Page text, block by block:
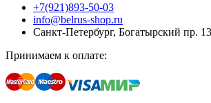
+7(921)893-50-03
info@belrus-shop.ru
Санкт-Петербург, Богатырский пр.
Принимаем к оплате: